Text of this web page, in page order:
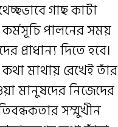
গাছ কাটা
পালনের সময়
প্রাধান্য দিতে হবে।
মাথায় রেখেই তাঁর
মানুষদের নিজেদের
সম্মুখীন